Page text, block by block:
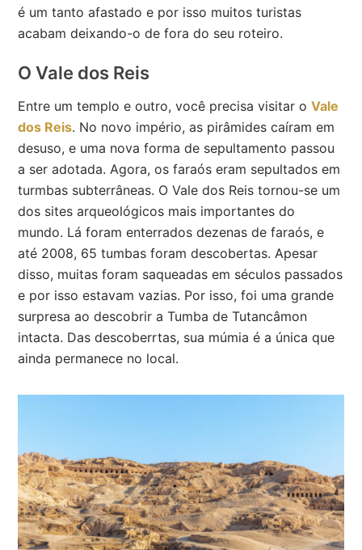
é um tanto afastado e por isso muitos turistas
acabam deixando-o de fora do seu roteiro.
O Vale dos Reis
Entre um templo e outro, você precisa visitar oVale
dos Reis. No novo império, as pirâmides caíram em
desuso, e uma nova forma de sepultamento passou
a ser adotada. Agora, os faraós eram sepultados em
turmbas subterrâneas. O Vale dos Reis tornou-se um
dos sites arqueológicos mais importantes do
mundo. Lá foram enterrados dezenas de faraós, e
até 2008, 65 tumbas foram descobertas. Apesar
disso, muitas foram saqueadas em séculos passados
e por isso estavam vazias. Por isso, foi uma grande
surpresa ao descobrir a Tumba de Tutancâmon
intacta. Das descoberrtas, sua múmia é a única que
ainda permanece no local.